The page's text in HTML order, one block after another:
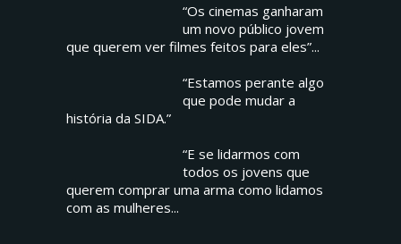
“Os cinemas ganharam
um novo público jovem
que querem ver filmes feitos para eles”...
“Estamos perante algo
que pode mudar a
história da SIDA.”
“E se lidarmos com
todos os jovens que
querem comprar uma arma como lidamos
com as mulheres...